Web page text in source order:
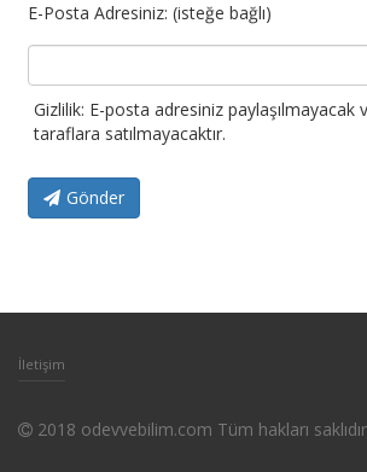
E-Posta Adresiniz: (isteğe bağlı)
Gizlilik: E-posta adresiniz paylaşılmayacak
taraflara satılmayacaktır.
Gönder
İletişim
2018 odevvebilim.com Tüm hakları